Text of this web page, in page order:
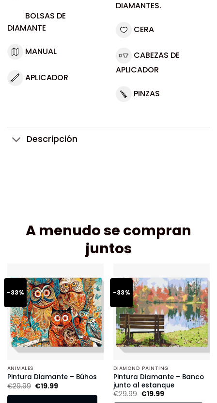
BOLSAS DE
DIAMANTE
MANUAL
APLICADOR
DIAMANTES.
CERA
CABEZAS DE
APLICADOR
PINZAS
Descripción
A menudo se compran
juntos
-33%
ANIMALES
Pintura Diamante – Búhos
€29.99 €19.99
-33%
DIAMOND PAINTING
Pintura Diamante – Banco
junto al estanque
€29.99 €19.99